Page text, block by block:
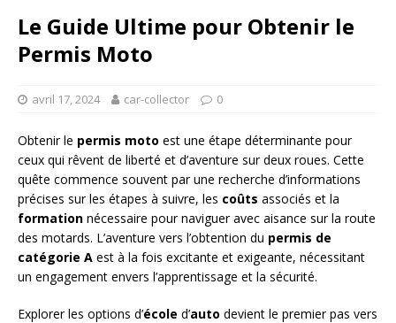
Le Guide Ultime pour Obtenir le
Permis Moto
avril 17, 2024 car-collector 0
Obtenir le permis moto est une étape déterminante pour
ceux qui rêvent de liberté et d’aventure sur deux roues. Cette
quête commence souvent par une recherche d’informations
précises sur les étapes à suivre, les coûts associés et la
formation nécessaire pour naviguer avec aisance sur la route
des motards. L’aventure vers l’obtention du permis de
catégorie A est à la fois excitante et exigeante, nécessitant
un engagement envers l’apprentissage et la sécurité.
Explorer les options d’école d’auto devient le premier pas vers